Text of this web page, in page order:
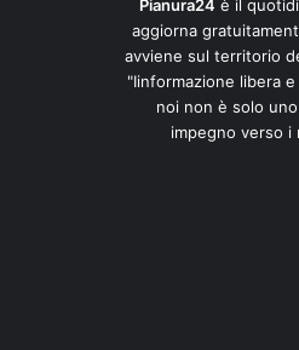
Pianura24 è il
aggiorna
avviene sul territorio
"Iinformazione libera
noi non è solo
impegno verso